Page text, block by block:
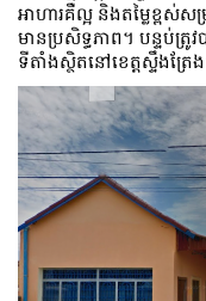
អាហារ​គឺ​ល្អ និង​តម្លៃ​ខ្ពស់​
មាន​ប្រសិទ្ធភាព។ បន្ទប់ត្
ទីតាំងស្ថិតនៅខេត្តស្ទឹងត្រែ